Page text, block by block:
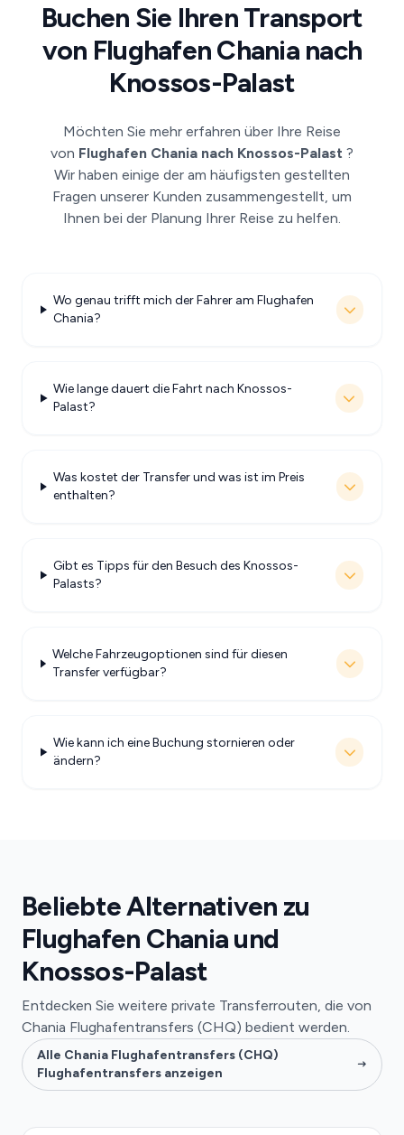
Buchen Sie Ihren Transport
von Flughafen Chania nach
Knossos-Palast
Möchten Sie mehr erfahren über Ihre Reise
von Flughafen Chania nach Knossos-Palast ?
Wir haben einige der am häufigsten gestellten
Fragen unserer Kunden zusammengestellt, um
Ihnen bei der Planung Ihrer Reise zu helfen.
Wo genau trifft mich der Fahrer am Flughafen
Chania?
Wie lange dauert die Fahrt nach Knossos-
Palast?
Was kostet der Transfer und was ist im Preis
enthalten?
Gibt es Tipps für den Besuch des Knossos-
Palasts?
Welche Fahrzeugoptionen sind für diesen
Transfer verfügbar?
Wie kann ich eine Buchung stornieren oder
ändern?
Beliebte Alternativen zu
Flughafen Chania und
Knossos-Palast
Entdecken Sie weitere private Transferrouten, die von
Chania Flughafentransfers (CHQ) bedient werden.
Alle Chania Flughafentransfers (CHQ)
Flughafentransfers anzeigen